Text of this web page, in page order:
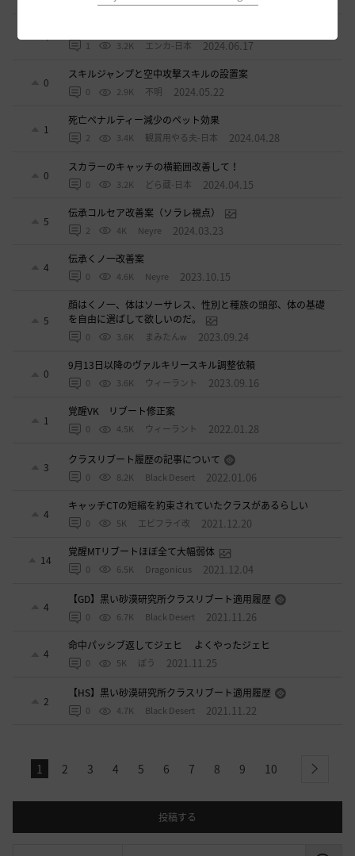
4
1 3.2K エンカ-日本 2024.06.17
0
スキルジャンプと空中攻撃スキルの設置案
0 2.9K 不明 2024.05.22
1
死亡ペナルティー減少のペット効果
2 3.4K 観賞用やる夫-日本 2024.04.28
0
スカラーのキャッチの横範囲改善して！
0 3.2K どら蔵-日本 2024.04.15
5
伝承コルセア改善案（ソラレ視点）
2 4K Neyre 2024.03.23
4
伝承くノ一改善案
0 4.6K Neyre 2023.10.15
5
顔はくノ一、体はソーサレス、性別と種族の頭部、体の基礎
を自由に選ばして欲しいのだ。
0 3.6K まみたんw 2023.09.24
0
9月13日以降のヴァルキリースキル調整依頼
0 3.6K ウィーラント 2023.09.16
1
覚醒VK リブート修正案
0 4.5K ウィーラント 2022.01.28
3
クラスリブート履歴の記事について
0 8.2K Black Desert 2022.01.06
4
キャッチCTの短縮を約束されていたクラスがあるらしい
0 5K エビフライ改 2021.12.20
14
覚醒MTリブートほぼ全て大幅弱体
0 6.5K Dragonicus 2021.12.04
4
【GD】黒い砂漠研究所クラスリブート適用履歴
0 6.7K Black Desert 2021.11.26
4
命中パッシブ返してジェヒ よくやったジェヒ
0 5K ぽう 2021.11.25
2
【HS】黒い砂漠研究所クラスリブート適用履歴
0 4.7K Black Desert 2021.11.22
1 2 3 4 5 6 7 8 9 10 next
投稿する